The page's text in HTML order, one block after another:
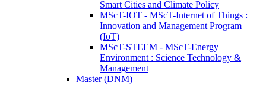
Smart Cities and Climate Policy
MScT-IOT - MScT-Internet of Things :
Innovation and Management Program
(IoT)
MScT-STEEM - MScT-Energy
Environment : Science Technology &
Management
Master (DNM)